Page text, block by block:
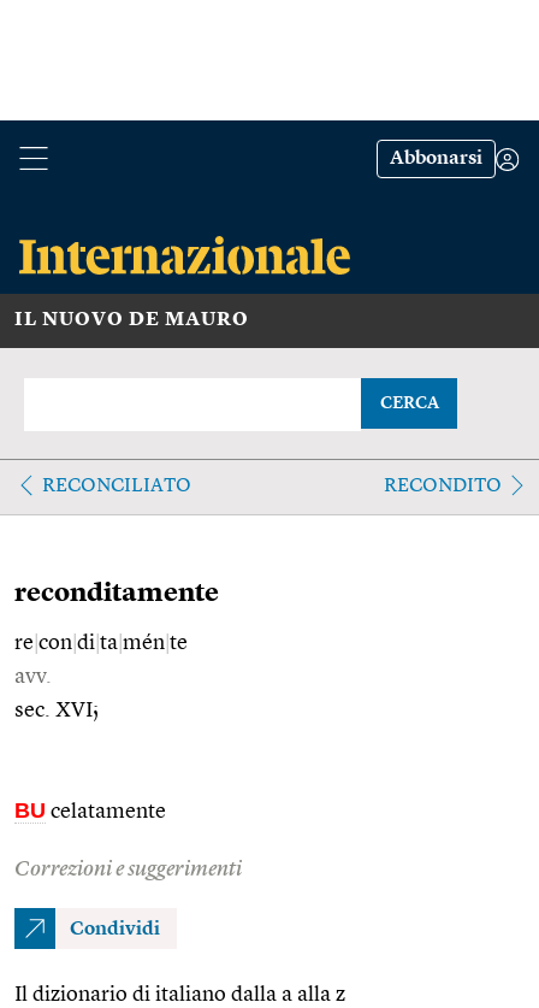
Abbonarsi
IL NUOVO DE MAURO
CERCA
RECONCILIATO RECONDITO
reconditamente
re con di ta mén te
avv.
sec. XVI;
BU celatamente
Correzioni e suggerimenti
Condividi
Il dizionario di italiano dalla a alla z